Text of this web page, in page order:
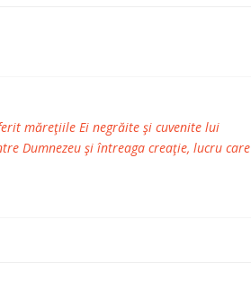
măreţiile Ei negrăite şi cuvenite lui
Dumnezeu şi întreaga creaţie, lucru care